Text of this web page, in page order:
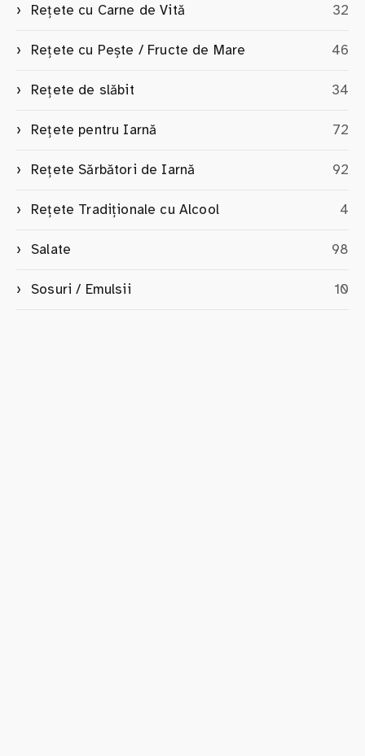
Rețete cu Carne de Vită 32
Rețete cu Pește / Fructe de Mare 46
Rețete de slăbit 34
Rețete pentru Iarnă 72
Rețete Sărbători de Iarnă 92
Rețete Tradiționale cu Alcool 4
Salate 98
Sosuri / Emulsii 10